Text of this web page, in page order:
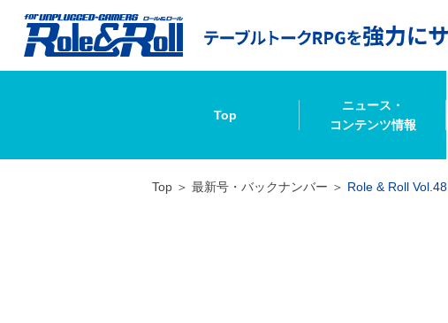
Top
ニュース・
コンテンツ情報
Top 最新号・バックナンバー Role & Roll Vol.48